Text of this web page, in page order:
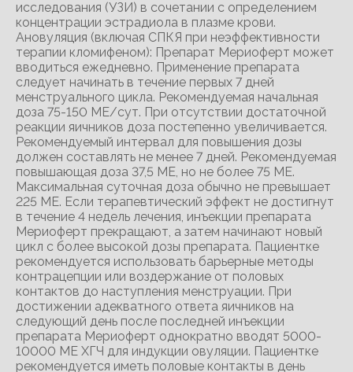
исследования (УЗИ) в сочетании с определением
концентрации эстрадиола в плазме крови.
Ановуляция (включая СПКЯ при неэффективности
терапии кломифеном): Препарат Мериоферт может
вводиться ежедневно. Применение препарата
следует начинать в течение первых 7 дней
менструального цикла. Рекомендуемая начальная
доза 75-150 МЕ/сут. При отсутствии достаточной
реакции яичников доза постепенно увеличивается.
Рекомендуемый интервал для повышения дозы
должен составлять не менее 7 дней. Рекомендуемая
повышающая доза 37,5 МЕ, но не более 75 МЕ.
Максимальная суточная доза обычно не превышает
225 МЕ. Если терапевтический эффект не достигнут
в течение 4 недель лечения, инъекции препарата
Мериоферт прекращают, а затем начинают новый
цикл с более высокой дозы препарата. Пациентке
рекомендуется использовать барьерные методы
контрацепции или воздержание от половых
контактов до наступления менструации. При
достижении адекватного ответа яичников на
следующий день после последней инъекции
препарата Мериоферт однократно вводят 5000-
10000 МЕ ХГЧ для индукции овуляции. Пациентке
рекомендуется иметь половые контакты в день